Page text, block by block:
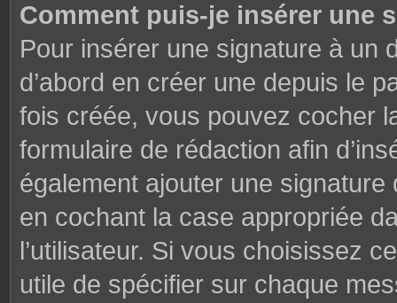
Comment puis-je insérer une
Pour insérer une signature à un
d’abord en créer une depuis le
fois créée, vous pouvez cocher
formulaire de rédaction afin
également ajouter une
en cochant la case appropriée
l’utilisateur. Si vous choisissez
utile de spécifier sur chaque